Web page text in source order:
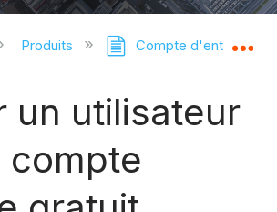
réduire la hiérarchie
Produits Compte d'entreprise
un utilisateur
compte